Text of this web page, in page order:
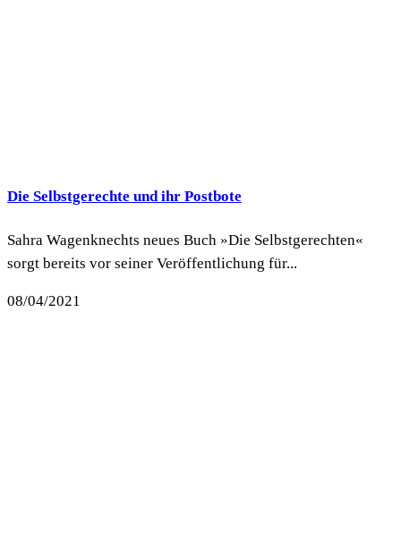
Die Selbstgerechte und ihr Postbote
Sahra Wagenknechts neues Buch »Die Selbstgerechten«
sorgt bereits vor seiner Veröffentlichung für...
08/04/2021